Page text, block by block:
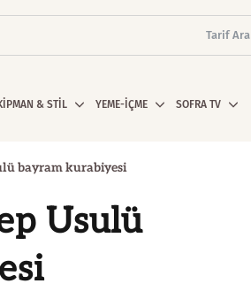
Tarif Ara
& STİL YEME-İÇME SOFRA TV
bayram kurabiyesi
Usulü